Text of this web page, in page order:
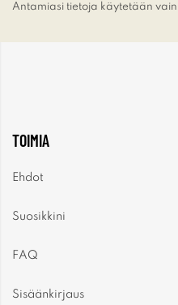
Antamiasi tietoja käytetään vain
TOIMIA
Ehdot
Suosikkini
FAQ
Sisäänkirjaus